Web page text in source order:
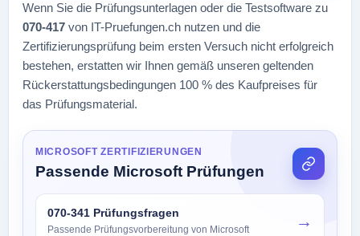
Wenn Sie die Prüfungsunterlagen oder die Testsoftware zu
070-417 von IT-Pruefungen.ch nutzen und die
Zertifizierungsprüfung beim ersten Versuch nicht erfolgreich
bestehen, erstatten wir Ihnen gemäß unseren geltenden
Rückerstattungsbedingungen 100 % des Kaufpreises für
das Prüfungsmaterial.
MICROSOFT ZERTIFIZIERUNGEN
Passende Microsoft Prüfungen
070-341 Prüfungsfragen
Passende Prüfungsvorbereitung von Microsoft →